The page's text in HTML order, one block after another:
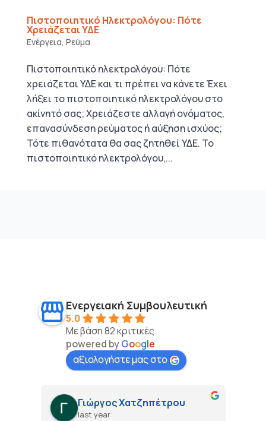
Πιστοποιητικό Ηλεκτρολόγου: Πότε
Χρειάζεται ΥΔΕ
Ενέργεια, Ρεύμα
Πιστοποιητικό ηλεκτρολόγου: Πότε
χρειάζεται ΥΔΕ και τι πρέπει να κάνετε Έχει
λήξει το πιστοποιητικό ηλεκτρολόγου στο
ακίνητό σας; Χρειάζεστε αλλαγή ονόματος,
επανασύνδεση ρεύματος ή αύξηση ισχύος;
Τότε πιθανότατα θα σας ζητηθεί ΥΔΕ. Το
πιστοποιητικό ηλεκτρολόγου,...
Ενεργειακή Συμβουλευτική
5.0
Με βάση 82 κριτικές
powered byGoogle
αξιολογήστε μας στο
Γιώργος Χατζηπέτρου
last year